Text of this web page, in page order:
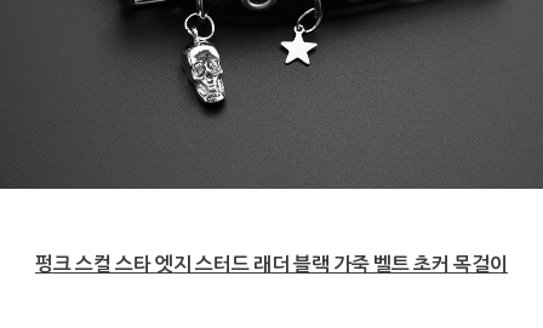
펑크 스컬 스타 엣지 스터드 래더 블랙 가죽 벨트 초커 목걸이